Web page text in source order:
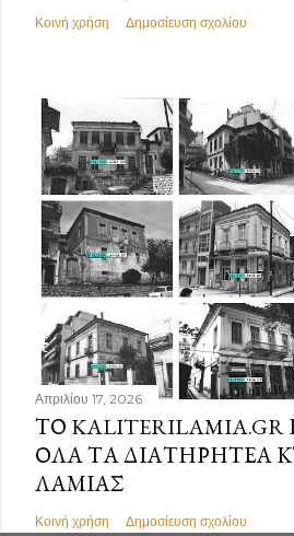
Κοινή χρήση Δημοσίευση σχολίου
Απριλίου 17, 2026
ΤΟ
ΌΛΑ ΤΑ ΔΙΑΤΗΡΗΤΈΑ
ΛΑΜΊΑΣ
Κοινή χρήση Δημοσίευση σχολίου